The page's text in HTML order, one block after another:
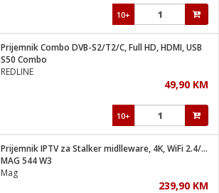
10+
Prijemnik Combo DVB-S2/T2/C, Full HD, HDMI, USB
S50 Combo
REDLINE
49,90 KM
10+
Prijemnik IPTV za Stalker midlleware, 4K, WiFi 2.4/5 GHz
MAG 544 W3
Mag
239,90 KM